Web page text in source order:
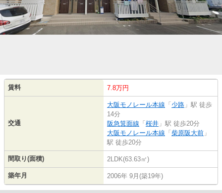
賃料 7.8万円
交通
大阪モノレール本線 「 少路 」駅 徒歩
14分
阪急箕面線 「 桜井 」駅 徒歩20分
大阪モノレール本線 「 柴原阪大前 」
駅 徒歩20分
間取り(面積) 2LDK(63.63㎡)
築年月 2006年 9月(築19年)